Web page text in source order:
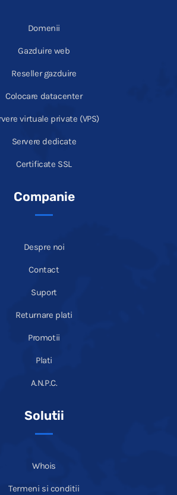
Domenii
Gazduire web
Reseller gazduire
Colocare datacenter
virtuale private (VPS)
Servere dedicate
Certificate SSL
Companie
Despre noi
Contact
Suport
Returnare plati
Promotii
Plati
A.N.P.C.
Solutii
Whois
Termeni si conditii